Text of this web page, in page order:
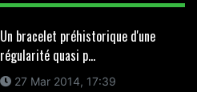
Un bracelet préhistorique d'une
régularité quasi p...
27 Mar 2014, 17:39